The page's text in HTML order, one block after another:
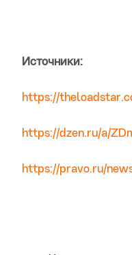
Источники:
https://
https://dzen.ru/a/
https://pravo.ru/